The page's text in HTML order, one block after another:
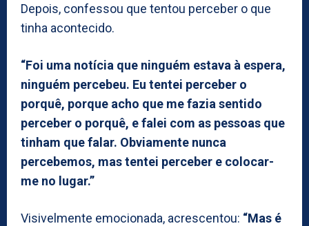
Depois, confessou que tentou perceber o que
tinha acontecido.
“Foi uma notícia que ninguém estava à espera,
ninguém percebeu. Eu tentei perceber o
porquê, porque acho que me fazia sentido
perceber o porquê, e falei com as pessoas que
tinham que falar. Obviamente nunca
percebemos, mas tentei perceber e colocar-
me no lugar.”
Visivelmente emocionada, acrescentou: “Mas é